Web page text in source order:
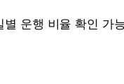
운행 비율 확인 가